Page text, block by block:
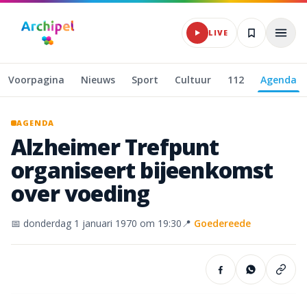
Naar hoofdinhoud
LIVE
Voorpagina Nieuws Sport Cultuur 112 Agenda
AGENDA
AlzheimerTrefpunt
organiseert bijeenkomst
overvoeding
📅 donderdag 1 januari 1970 om 19:30📍 Goedereede